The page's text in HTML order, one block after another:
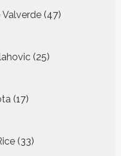
Valverde 47
producten
25
producten
17
producten
33
producten